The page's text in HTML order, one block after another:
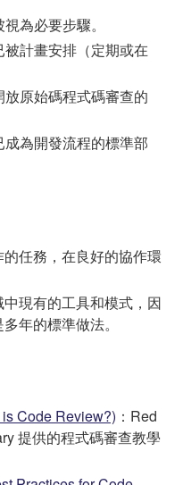
為必要步驟。
計畫安排（定期或在
原始碼程式碼審查的
為開發流程的標準部
任務，在良好的協作環
現有的工具和模式，因
年的標準做法。
Code Review?) ：Red
提供的程式碼審查教學